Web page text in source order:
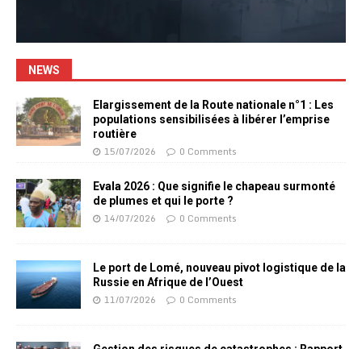
NEWS
Elargissement de la Route nationale n°1 : Les
populations sensibilisées à libérer l’emprise
routière
15/07/2026 0 Comments
Evala 2026 : Que signifie le chapeau surmonté
de plumes et qui le porte ?
14/07/2026 0 Comments
Le port de Lomé, nouveau pivot logistique de la
Russie en Afrique de l’Ouest
11/07/2026 0 Comments